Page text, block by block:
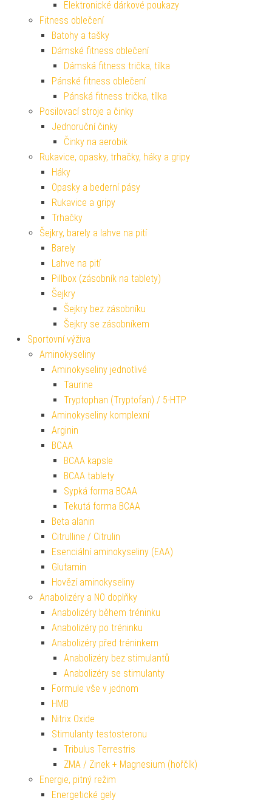
Elektronické dárkové poukazy
Fitness oblečení
Batohy a tašky
Dámské fitness oblečení
Dámská fitness trička, tílka
Pánské fitness oblečení
Pánská fitness trička, tílka
Posilovací stroje a činky
Jednoruční činky
Činky na aerobik
Rukavice, opasky, trhačky, háky a gripy
Háky
Opasky a bederní pásy
Rukavice a gripy
Trhačky
Šejkry, barely a lahve na pití
Barely
Lahve na pití
Pillbox (zásobník na tablety)
Šejkry
Šejkry bez zásobníku
Šejkry se zásobníkem
Sportovní výživa
Aminokyseliny
Aminokyseliny jednotlivé
Taurine
Tryptophan (Tryptofan) / 5-HTP
Aminokyseliny komplexní
Arginin
BCAA
BCAA kapsle
BCAA tablety
Sypká forma BCAA
Tekutá forma BCAA
Beta alanin
Citrulline / Citrulin
Esenciální aminokyseliny (EAA)
Glutamin
Hovězí aminokyseliny
Anabolizéry a NO doplňky
Anabolizéry během tréninku
Anabolizéry po tréninku
Anabolizéry před tréninkem
Anabolizéry bez stimulantů
Anabolizéry se stimulanty
Formule vše v jednom
HMB
Nitrix Oxide
Stimulanty testosteronu
Tribulus Terrestris
ZMA / Zinek + Magnesium (hořčík)
Energie, pitný režim
Energetické gely